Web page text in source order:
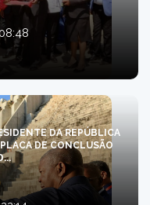
DA REPÚBLICA
DE CONCLUSÃO